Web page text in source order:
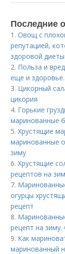
Последние
1.Овощ с
репутацией,
здоровой диеты
2. Польза и
еще и здоровье.
3. Цикорный
цикория
4. Горькие
маринованные
5.Хрустящие
маринованные
зиму
6.Хрустящие
рецептов на
7.
огурцы
рецепт
8.
рецепт на
9. Как
маринованный